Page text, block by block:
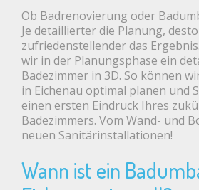
Ob Badrenovierung oder
Je detaillierter die Planung,
zufriedenstellender das
wir in der Planungsphase ein
Badezimmer in 3D. So können
in Eichenau optimal planen und
einen ersten Eindruck Ihres
Badezimmers. Vom Wand- und
neuen Sanitärinstallationen!
Wann ist ein